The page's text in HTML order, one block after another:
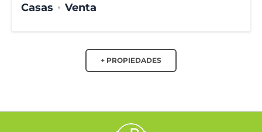
Casas Venta
+ PROPIEDADES